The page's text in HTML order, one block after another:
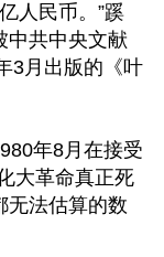
人民币。”蹊
中共中央文献
3月出版的《叶
年8月在接受
大革命真正死
无法估算的数